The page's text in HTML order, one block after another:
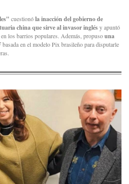
cuestionóla inacción del gobierno de
china que sirve al invasor inglésy apuntó
en los barrios populares. Además, propusouna
basada en el modelo Pix brasileño para disputarle